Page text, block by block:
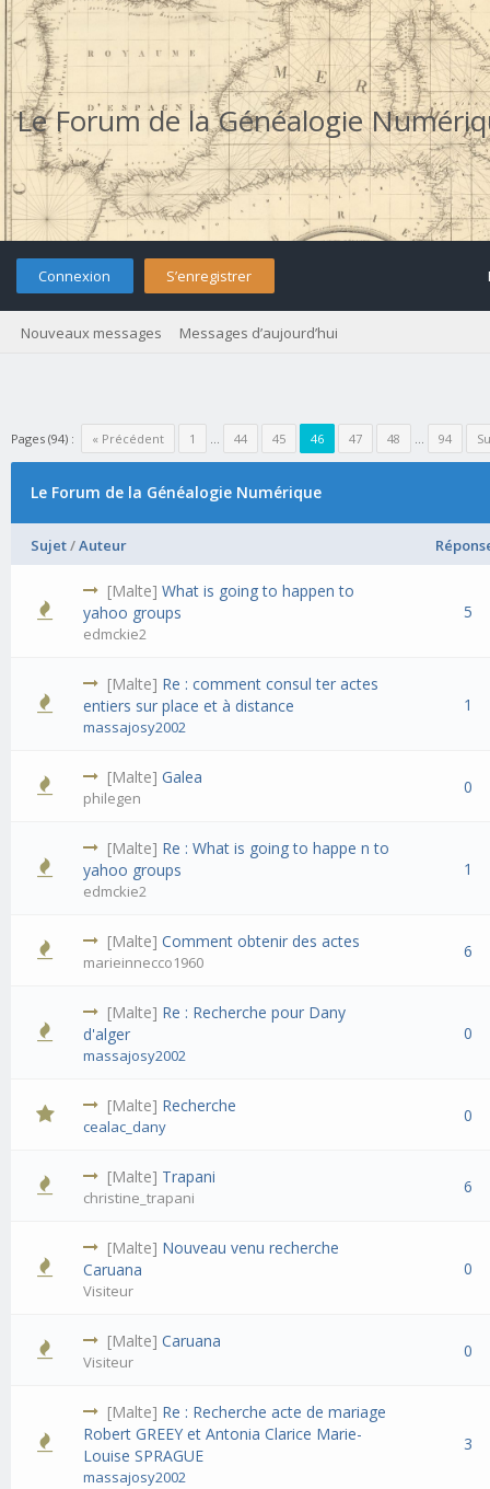
Le Forum de la Généalogie
Connexion S’enregistrer
Nouveaux messages Messages d’aujourd’hui
Pages (94) : « Précédent 1 … 44 45 46 47 48 … 94
Le Forum de la Généalogie Numérique
Sujet/Auteur
[Malte]What is going to happen to
yahoo groups
edmckie2
5
[Malte] Re : comment consul ter actes
entiers sur place et à distance
massajosy2002
1
[Malte]Galea
philegen
0
[Malte] Re : What is going to happe n to
yahoo groups
edmckie2
1
[Malte]Comment obtenir des actes
marieinnecco1960
6
[Malte] Re : Recherche pour Dany
d'alger
massajosy2002
0
[Malte] Recherche
cealac_dany
0
[Malte] Trapani
christine_trapani
6
[Malte] Nouveau venu recherche
Caruana
Visiteur
0
[Malte]Caruana
Visiteur
0
[Malte] Re : Recherche acte de mariage
Robert GREEY et Antonia Clarice Marie-
Louise SPRAGUE
massajosy2002
3